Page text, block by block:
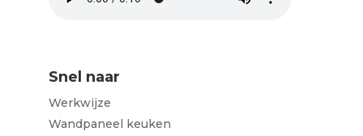
Snel naar
Werkwijze
Wandpaneel keuken